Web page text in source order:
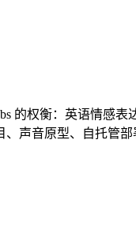
的权衡：英语情感表
声音原型、自托管